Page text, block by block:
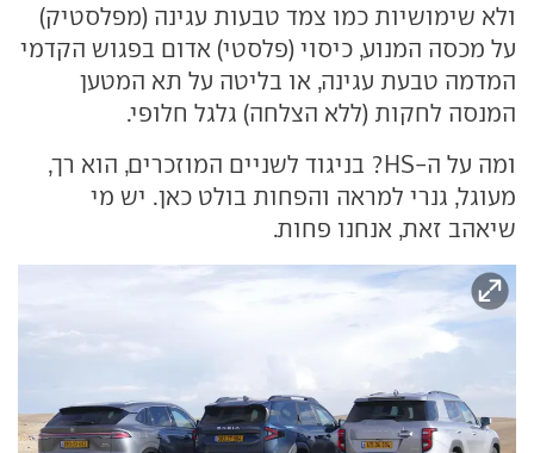
ולא שימושיות כמו צמד טבעות עגינה (מפלסטיק)
על מכסה המנוע, כיסוי (פלסטי) אדום בפגוש הקדמי
המדמה טבעת עגינה, או בליטה על תא המטען
המנסה לחקות (ללא הצלחה) גלגל חלופי.
ומה על ה-HS? בניגוד לשניים המוזכרים, הוא רך,
מעוגל, גנרי למראה והפחות בולט כאן. יש מי
שיאהב זאת, אנחנו פחות.